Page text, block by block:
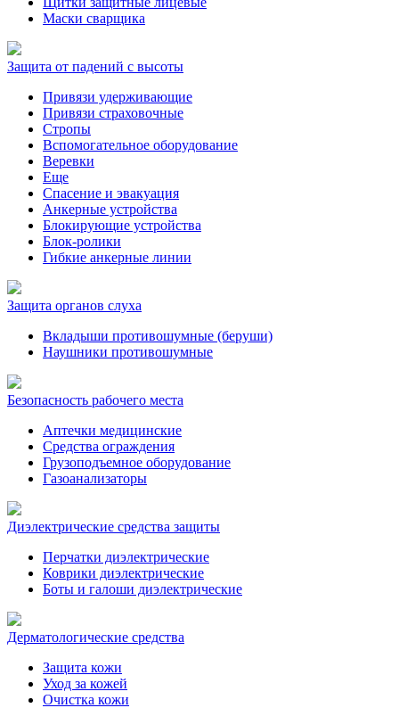
Маски сварщика
Защита от падений с высоты
Привязи удерживающие
Привязи страховочные
Стропы
Вспомогательное оборудование
Веревки
Еще
Спасение и эвакуация
Анкерные устройства
Блокирующие устройства
Блок-ролики
Гибкие анкерные линии
Защита органов слуха
Вкладыши противошумные (беруши)
Наушники противошумные
Безопасность рабочего места
Аптечки медицинские
Средства ограждения
Грузоподъемное оборудование
Газоанализаторы
Диэлектрические средства защиты
Перчатки диэлектрические
Коврики диэлектрические
Боты и галоши диэлектрические
Дерматологические средства
Защита кожи
Уход за кожей
Очистка кожи